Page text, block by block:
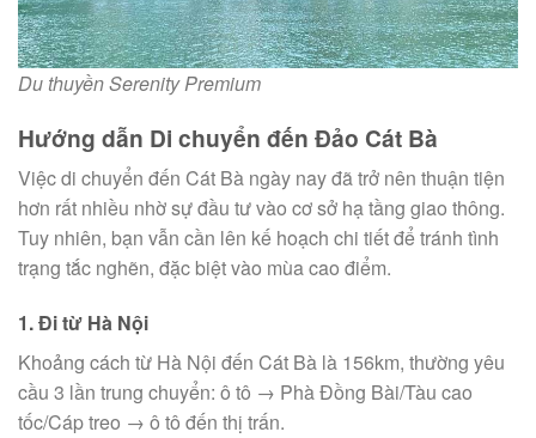
Du thuyền Serenity Premium
Hướng dẫn Di chuyển đến Đảo Cát Bà
Việc di chuyển đến Cát Bà ngày nay đã trở nên thuận tiện
hơn rất nhiều nhờ sự đầu tư vào cơ sở hạ tầng giao thông.
Tuy nhiên, bạn vẫn cần lên kế hoạch chi tiết để tránh tình
trạng tắc nghẽn, đặc biệt vào mùa cao điểm.
1. Đi từ Hà Nội
Khoảng cách từ Hà Nội đến Cát Bà là 156km, thường yêu
cầu 3 lần trung chuyển: ô tô → Phà Đồng Bài/Tàu cao
tốc/Cáp treo → ô tô đến thị trấn.